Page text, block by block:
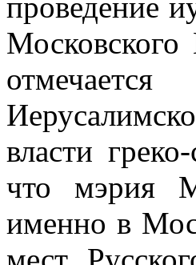
проведение
власти
что мэрия
именно в